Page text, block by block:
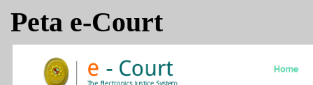
Peta e-Court